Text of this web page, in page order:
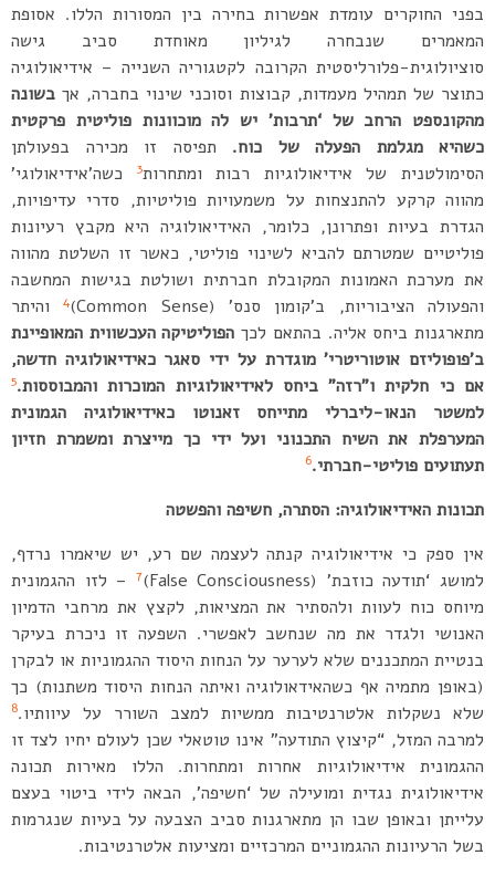
בפני החוקרים עומדת אפשרות בחירה בין המסורות הללו. אסופת
המאמרים שנבחרה לגיליון מאוחדת סביב גישה
סוציולוגית-פלורליסטית הקרובה לקטגוריה השנייה – אידיאולוגיה
כתוצר של תמהיל מעמדות, קבוצות וסוכני שינוי בחברה, אך בשונה
מהקונספט הרחב של ‘תרבות’ יש לה מוכוונות פוליטית פרקטית
כשהיא
מגלמת הפעלה של כוח. תפיסה זו מכירה בפעולתן
הסימולטנית של אידיאולוגיות רבות ומתחרות3
כשה’אידיאולוגי’
מהווה קרקע להתנצחות על משמעויות פוליטיות, סדרי עדיפויות,
הגדרת בעיות ופתרונן, כלומר, האידיאולוגיה היא מקבץ רעיונות
פוליטיים שמטרתם להביא לשינוי פוליטי, כאשר זו השלטת מהווה
את מערכת האמונות המקובלת חברתית ושולטת בגישות המחשבה
והפעולה הציבוריות, ב’קומון סנס’ (Common Sense)
4והיתר
מתארגנות ביחס אליה. בהתאם לכך הפוליטיקה העכשווית המאופיינת
ב’פופוליזם אוטוריטרי’ מוגדרת על ידי סאגר כאידיאולוגיה חדשה,
אם כי חלקית ו”רזה” ביחס לאידיאולוגיות המוכרות והמבוססות.5
למשטר הנאו-ליברלי מתייחס זאנוטו
כאידיאולוגיה הגמונית
המערפלת את השיח התכנוני ועל ידי כך מייצרת ומשמרת חזיון
תעתועים פוליטי-חברתי.6
תכונות האידיאולוגיה: הסתרה, חשיפה והפשטה
אין ספק כי אידיאולוגיה קנתה לעצמה שם רע, יש שיאמרו נרדף,
למושג ‘תודעה כוזבת’ (False Consciousness)
7
– לזו ההגמונית
מיוחס כוח לעוות ולהסתיר את המציאות, לקצץ את מרחבי הדמיון
האנושי ולגדר את מה שנחשב לאפשרי. השפעה זו ניכרת בעיקר
בנטיית המתכננים שלא לערער על הנחות היסוד ההגמוניות או לבקרן
(באופן מתמיה אף כשהאידאולוגיה ואיתה הנחות היסוד משתנות) כך
שלא נשקלות אלטרנטיבות ממשיות למצב השורר על עיוותיו.8
למרבה המזל, “קיצוץ התודעה” אינו טוטאלי שכן לעולם יחיו לצד זו
ההגמונית אידיאולוגיות אחרות ומתחרות. הללו מאירות תכונה
אידיאולוגית נגדית ומועילה של ‘חשיפה’, הבאה לידי ביטוי בעצם
עלייתן ובאופן שבו הן מתארגנות סביב הצבעה על בעיות שנגרמות
בשל הרעיונות ההגמוניים המרכזיים ומציעות אלטרנטיבות.